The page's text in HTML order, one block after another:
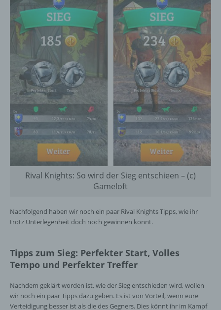
Rival Knights: So wird der Sieg entschieen – (c)
Gameloft
Nachfolgend haben wir noch ein paar Rival Knights Tipps, wie ihr
trotz Unterlegenheit doch noch gewinnen könnt.
Tipps zum Sieg: Perfekter Start, Volles
Tempo und Perfekter Treffer
Nachdem geklärt worden ist, wie der Sieg entschieden wird, wollen
wir noch ein paar Tipps dazu geben. Es ist von Vorteil, wenn eure
Verteidigung besser ist als die des Gegners. Dies könnt ihr im Kampf